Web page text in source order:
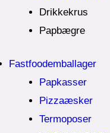
Drikkekrus
Papbægre
Fastfoodemballager
Papkasser
Pizzaæsker
Termoposer